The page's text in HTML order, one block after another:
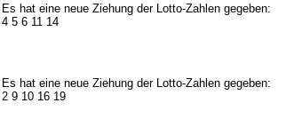
Es hat eine neue Ziehung der Lotto-Zahlen gegeben:
4 5 6 11 14
Es hat eine neue Ziehung der Lotto-Zahlen gegeben:
2 9 10 16 19